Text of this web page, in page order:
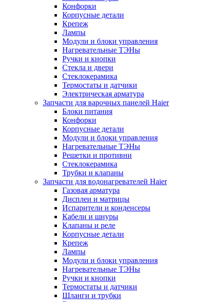
Конфорки
Корпусные детали
Крепеж
Лампы
Модули и блоки управления
Нагревательные ТЭНы
Ручки и кнопки
Стекла и двери
Стеклокерамика
Термостаты и датчики
Электрическая арматура
Запчасти для варочных панелей Haier
Блоки питания
Конфорки
Корпусные детали
Модули и блоки управления
Нагревательные ТЭНы
Решетки и противни
Стеклокерамика
Трубки и клапаны
Запчасти для водонагревателей Haier
Газовая арматура
Дисплеи и матрицы
Испарители и конденсеры
Кабели и шнуры
Клапаны и реле
Корпусные детали
Крепеж
Лампы
Модули и блоки управления
Нагревательные ТЭНы
Ручки и кнопки
Термостаты и датчики
Шланги и трубки